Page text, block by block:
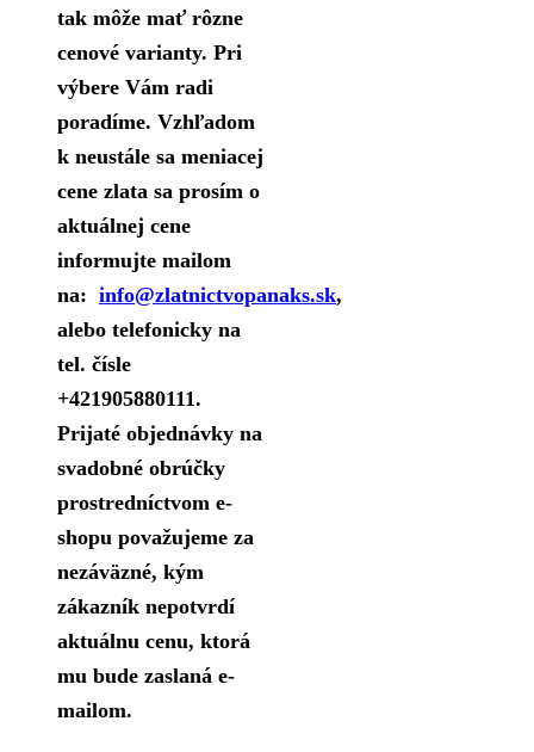
tak môže mať rôzne
cenové varianty. Pri
výbere Vám radi
poradíme. Vzhľadom
k neustále sa meniacej
cene zlata sa prosím o
aktuálnej cene
informujte mailom
na: info@zlatnictvopanaks.sk,
alebo telefonicky na
tel. čísle
+421905880111.
Prijaté objednávky na
svadobné obrúčky
prostredníctvom e-
shopu považujeme za
nezáväzné, kým
zákazník nepotvrdí
aktuálnu cenu, ktorá
mu bude zaslaná e-
mailom.